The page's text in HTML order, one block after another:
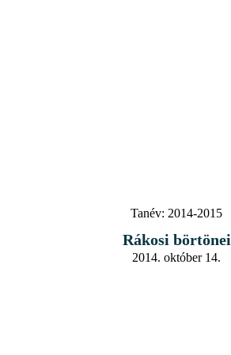
Tanév: 2014-2015
Rákosi börtönei
2014. október 14.